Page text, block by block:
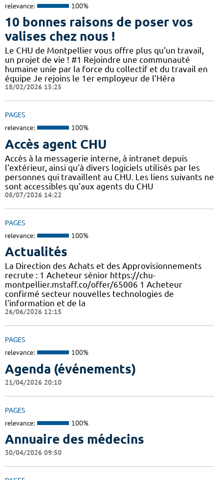
relevance: 100%
10 bonnes raisons de poser vos
valises chez nous !
Le CHU de Montpellier vous offre plus qu’un travail,
un projet de vie ! #1 Rejoindre une communauté
humaine unie par la force du collectif et du travail en
équipe Je rejoins le 1er employeur de l’Héra
18/02/2026 15:25
PAGES
relevance: 100%
Accès agent CHU
Accès à la messagerie interne, à intranet depuis
l'extérieur, ainsi qu'à divers logiciels utilisés par les
personnes qui travaillent au CHU. Les liens suivants ne
sont accessibles qu'aux agents du CHU
08/07/2026 14:22
PAGES
relevance: 100%
Actualités
La Direction des Achats et des Approvisionnements
recrute : 1 Acheteur sénior https://chu-
montpellier.mstaff.co/offer/65006 1 Acheteur
confirmé secteur nouvelles technologies de
l'information et de la
26/06/2026 12:15
PAGES
relevance: 100%
Agenda (événements)
21/04/2026 20:10
PAGES
relevance: 100%
Annuaire des médecins
30/04/2026 09:50